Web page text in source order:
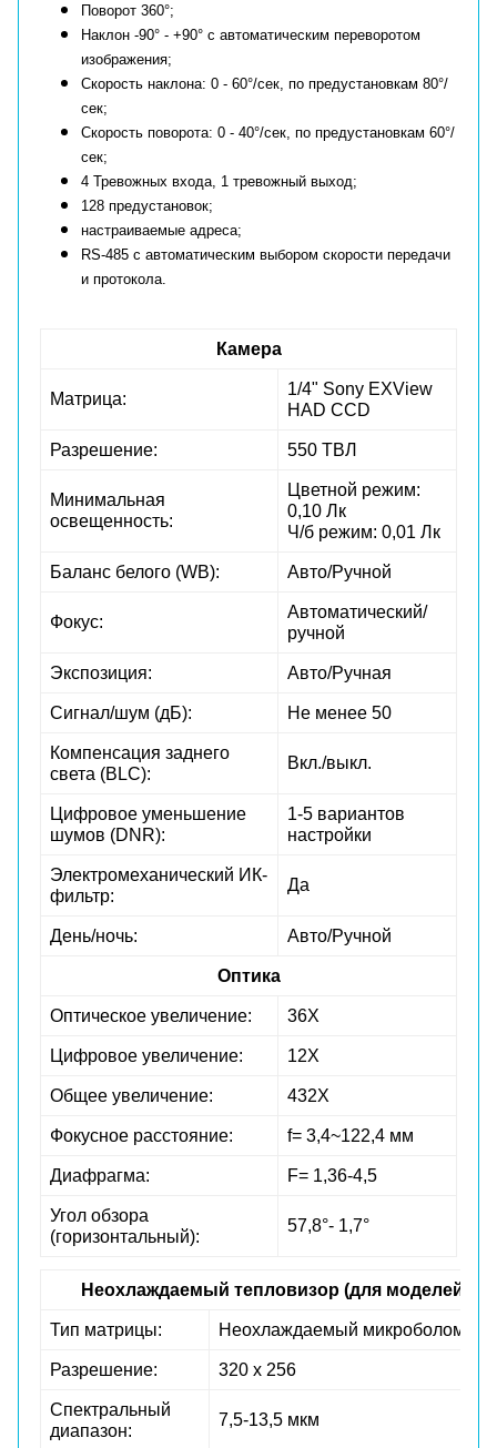
Поворот 360°;
Наклон -90° - +90° с автоматическим переворотом
изображения;
Скорость наклона: 0 - 60°/сек, по предустановкам 80°/
сек;
Скорость поворота: 0 - 40°/сек, по предустановкам 60°/
сек;
4 Тревожных входа, 1 тревожный выход;
128 предустановок;
настраиваемые адреса;
RS-485 с автоматическим выбором скорости передачи
и протокола.
Камера
Матрица:
1/4" Sony EXView
HAD CCD
Разрешение: 550 ТВЛ
Минимальная
освещенность:
Цветной режим:
0,10 Лк
Ч/б режим: 0,01 Лк
Баланс белого (WB): Авто/Ручной
Фокус:
Автоматический/
ручной
Экспозиция: Авто/Ручная
Сигнал/шум (дБ): Не менее 50
Компенсация заднего
света (BLC):
Вкл./выкл.
Цифровое уменьшение
шумов (DNR):
1-5 вариантов
настройки
Электромеханический ИК-
фильтр:
Да
День/ночь: Авто/Ручной
Оптика
Оптическое увеличение: 36Х
Цифровое увеличение: 12Х
Общее увеличение: 432Х
Фокусное расстояние: f= 3,4~122,4 мм
Диафрагма: F= 1,36-4,5
Угол обзора
(горизонтальный):
57,8°- 1,7°
Неохлаждаемый тепловизор (для моделей
Тип матрицы: Неохлаждаемый микроболометр
Разрешение: 320 х 256
Спектральный
диапазон:
7,5-13,5 мкм